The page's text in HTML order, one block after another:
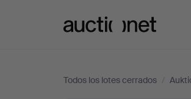
Todos los lotes cerrados /